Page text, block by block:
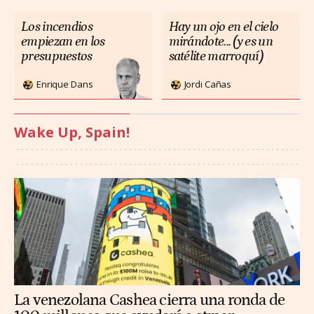
Los incendios
empiezan en los
presupuestos
Enrique Dans
Hay un ojo en el cielo
mirándote... (y es un
satélite marroquí)
Jordi Cañas
Wake Up, Spain!
La venezolana Cashea cierra una ronda de